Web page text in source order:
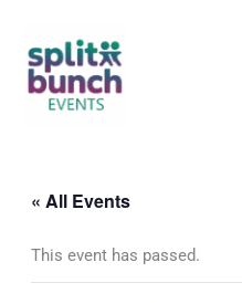
content
« All Events
This event has passed.